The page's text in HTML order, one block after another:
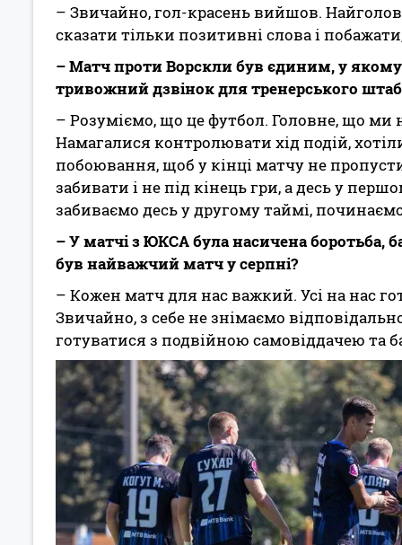
– Звичайно, гол-красень вийшов.
сказати тільки позитивні слова і
– Матч проти Ворскли був єдиним, у
тривожний дзвінок для тренерського
– Розуміємо, що це футбол. Головне, що ми
Намагалися контролювати хід подій,
побоювання, щоб у кінці матчу не
забивати і не під кінець гри, а десь у
забиваємо десь у другому таймі,
– У матчі з ЮКСА була насичена боротьба,
був найважчий матч у серпні?
– Кожен матч для нас важкий. Усі на нас
Звичайно, з себе не знімаємо
готуватися з подвійною самовіддачею та